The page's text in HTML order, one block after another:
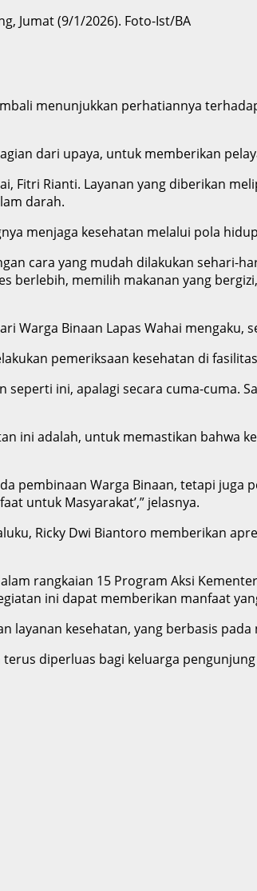
Jumat (9/1/2026). Foto-Ist/BA
menunjukkan perhatiannya
dari upaya, untuk memberikan
Fitri Rianti. Layanan yang diberikan
darah.
menjaga kesehatan melalui pola
cara yang mudah dilakukan sehari-
memilih makanan yang
Warga Binaan Lapas Wahai mengaku,
pemeriksaan kesehatan di
ini, apalagi secara cuma-cuma.
ini adalah, untuk memastikan bahwa
pembinaan Warga Binaan, tetapi juga
untuk Masyarakat’,” jelasnya.
Ricky Dwi Biantoro memberikan
rangkaian 15 Program Aksi
ini dapat memberikan manfaat
layanan kesehatan, yang berbasis
diperluas bagi keluarga